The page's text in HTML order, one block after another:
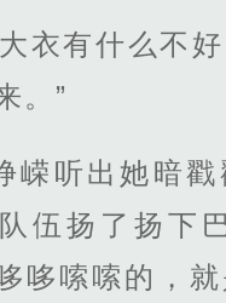
衣有什么不
。”
嵘听出她暗戳
伍扬了扬下
哆嗦嗦的，